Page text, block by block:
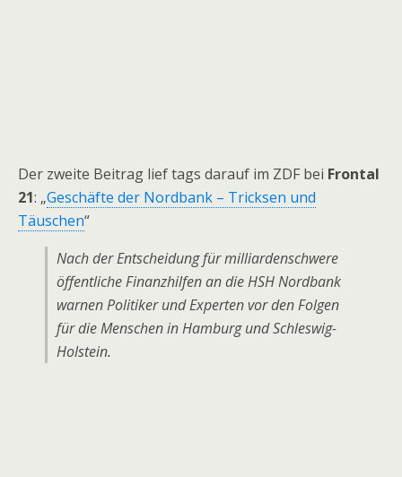
Der zweite Beitrag lief tags darauf im ZDF bei Frontal
21: „Geschäfte der Nordbank – Tricksen und
Täuschen“
Nach der Entscheidung für milliardenschwere
öffentliche Finanzhilfen an die HSH Nordbank
warnen Politiker und Experten vor den Folgen
für die Menschen in Hamburg und Schleswig-
Holstein.